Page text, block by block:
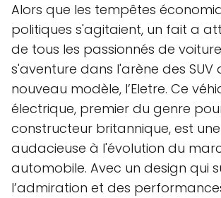
Alors que les tempêtes
politiques s'agitaient, un fait a
de tous les passionnés de
s'aventure dans l'arène des SUV
nouveau modèle, l’Eletre. Ce
électrique, premier du genre
constructeur britannique, est
audacieuse à l'évolution du
automobile. Avec un design qui
l’admiration et des